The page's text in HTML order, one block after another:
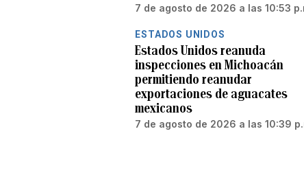
7 de agosto de 2026 a las 10:53
ESTADOS UNIDOS
Estados Unidos reanuda
inspecciones en Michoacán
permitiendo reanudar
exportaciones de aguacates
mexicanos
7 de agosto de 2026 a las 10:39